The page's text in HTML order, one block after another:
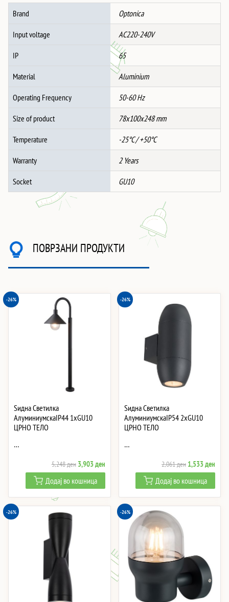
ЦРНО
ТЕЛО
количина
Brand Optonica
Input voltage AC220-240V
IP 65
Material Aluminium
Operating Frequency 50-60 Hz
Size of product 78x100x248 mm
Temperature -25°C / +50°C
Warranty 2 Years
Socket GU10
ПОВРЗАНИ ПРОДУКТИ
-26%
Ѕидна Светилка
АлуминиумскаIP44 1xGU10
ЦРНО ТЕЛО
…
5,248ден Original
price
was:
5,248 ден.
3,903денCurrent
price
is:
3,903 ден.
Додај во кошница
-26%
Ѕидна Светилка
АлуминиумскаIP54 2xGU10
ЦРНО ТЕЛО
…
2,061ден Original
price
was:
2,061 ден.
1,533ден
price
is:
Додај во кошница
-26% -26%